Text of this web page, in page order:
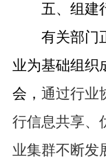
五、组建
有关部门
业为基础组织
会， 通过行业
行信息共享、
业集群不断发